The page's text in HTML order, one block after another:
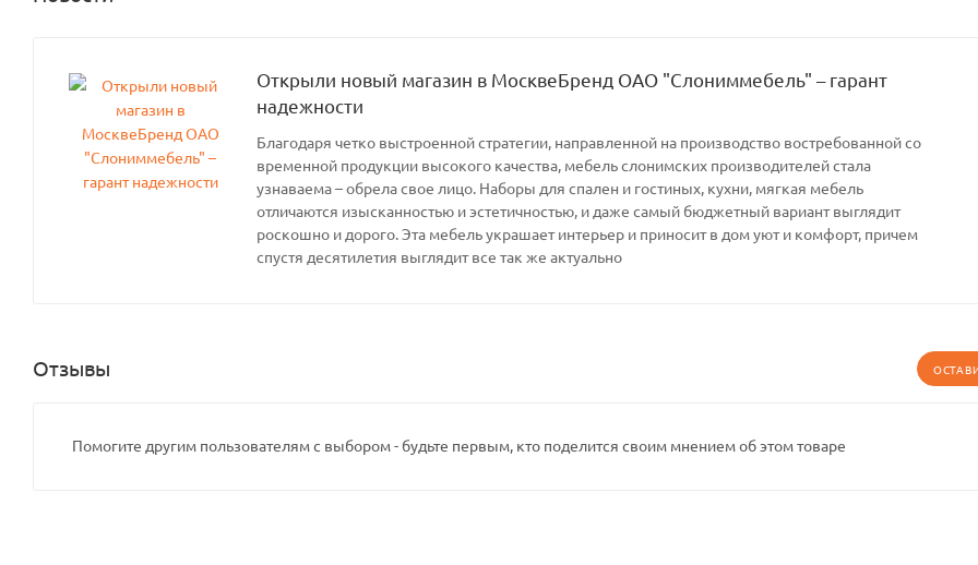
Открыли новый магазин в МосквеБренд ОАО "Слониммебель" – гарант
надежности
Благодаря четко выстроенной стратегии, направленной на производство востребованной со
временной продукции высокого качества, мебель слонимских производителей стала
узнаваема – обрела свое лицо. Наборы для спален и гостиных, кухни, мягкая мебель
отличаются изысканностью и эстетичностью, и даже самый бюджетный вариант выглядит
роскошно и дорого. Эта мебель украшает интерьер и приносит в дом уют и комфорт, причем
спустя десятилетия выглядит все так же актуально
Отзывы
Помогите другим пользователям с выбором - будьте первым, кто поделится своим мнением об этом товаре